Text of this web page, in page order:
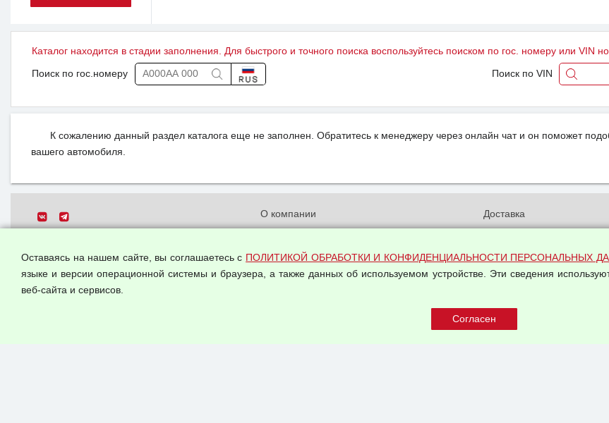
Каталог находится в стадии заполнения. Для быстрого и точного поиска воспользуйтесь поиском по гос. номеру или VIN
Поиск по гос.номеру Поиск по VIN
К сожалению данный раздел каталога еще не заполнен. Обратитесь к менеджеру через онлайн чат и он поможет
вашего автомобиля.
Все права защищены.
О компании
Согласием на обработку персональных
данных
Доставка
Оплата и возвраты
Арендодателям
Оставаясь на нашем сайте, вы соглашаетесь с ПОЛИТИКОЙ ОБРАБОТКИ И КОНФИДЕНЦИАЛЬНОСТИ ПЕРСОНАЛЬНЫХ
языке и версии операционной системы и браузера, а также данных об используемом устройстве. Эти сведения
веб-сайта и сервисов.